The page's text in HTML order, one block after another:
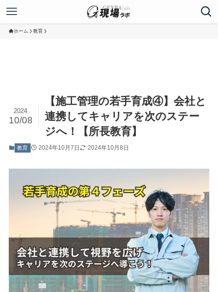
ホーム 教育
【施工管理の若手育成④】会社と
連携してキャリアを次のステー
ジへ！【所長教育】
2024
10/08
教育 2024年10月7日 2024年10月8日